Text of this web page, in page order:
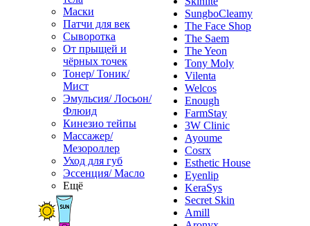
Маски
Патчи для век
Сыворотка
От прыщей и
чёрных точек
Тонер/ Тоник/
Мист
Эмульсия/ Лосьон/
Флюид
Кинезио тейпы
Массажер/
Мезороллер
Уход для губ
Эссенция/ Масло
Ещё
SungboCleamy
The Face Shop
The Saem
The Yeon
Tony Moly
Vilenta
Welcos
Enough
FarmStay
3W Clinic
Ayoume
Cosrx
Esthetic House
Eyenlip
KeraSys
Secret Skin
Amill